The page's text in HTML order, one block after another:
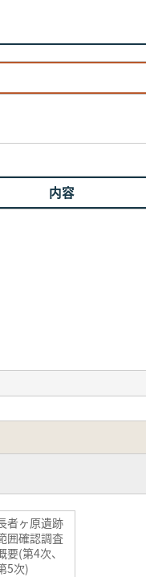
内容
環状貝塚集落跡の2
者ヶ原遺跡
囲確認調査
要(第4次、
5次)